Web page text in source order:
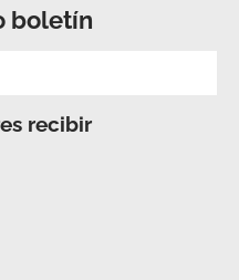
boletín
recibir